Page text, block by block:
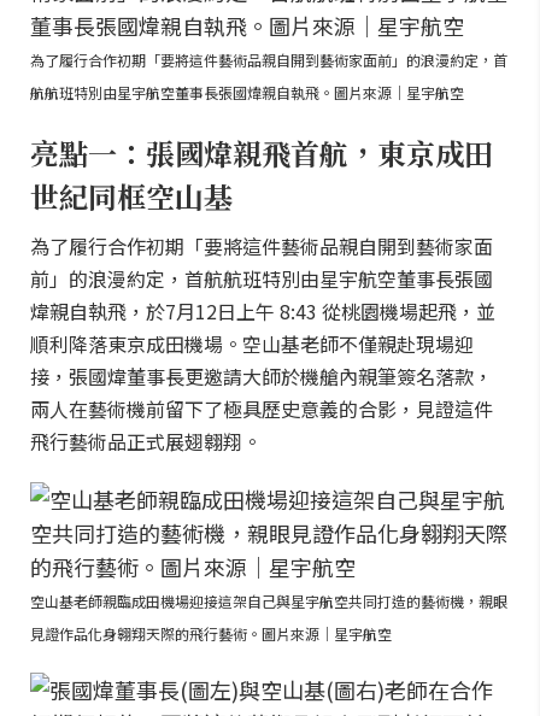
為了履行合作初期「要將這件藝術品親自開到藝術家面前」的浪漫約定，首
航航班特別由星宇航空董事長張國煒親自執飛。圖片來源｜星宇航空
亮點一：張國煒親飛首航，東京成田
世紀同框空山基
為了履行合作初期「要將這件藝術品親自開到藝術家面
前」的浪漫約定，首航航班特別由星宇航空董事長張國
煒親自執飛，於7月12日上午 8:43 從桃園機場起飛，並
順利降落東京成田機場。空山基老師不僅親赴現場迎
接，張國煒董事長更邀請大師於機艙內親筆簽名落款，
兩人在藝術機前留下了極具歷史意義的合影，見證這件
飛行藝術品正式展翅翱翔。
空山基老師親臨成田機場迎接這架自己與星宇航空共同打造的藝術機，親眼
見證作品化身翱翔天際的飛行藝術。圖片來源｜星宇航空